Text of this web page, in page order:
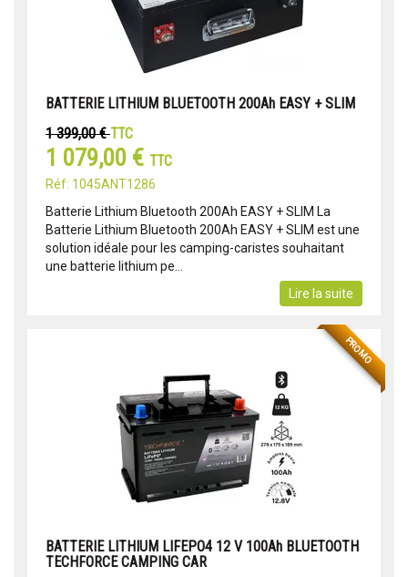
BATTERIE LITHIUM BLUETOOTH 200Ah EASY + SLIM
1 399,00 €TTC
1 079,00 € TTC
Réf: 1045ANT1286
Batterie Lithium Bluetooth 200Ah EASY + SLIM La
Batterie Lithium Bluetooth 200Ah EASY + SLIM est une
solution idéale pour les camping-caristes souhaitant
une batterie lithium pe...
Lire la suite
PROMO
BATTERIE LITHIUM LIFEPO4 12 V 100Ah BLUETOOTH
TECHFORCE CAMPING CAR